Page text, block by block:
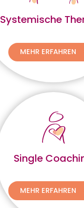
Systemische
MEHR ERFAHREN
Single
MEHR ERFAHREN